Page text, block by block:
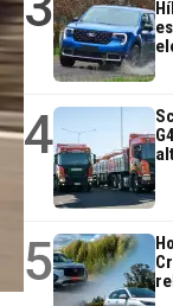
4
5